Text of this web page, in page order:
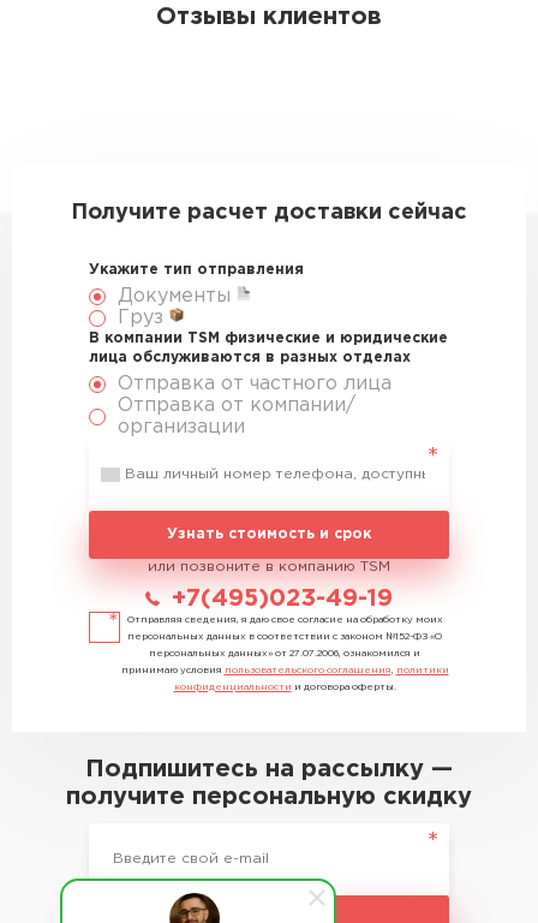
Отзывы клиентов
Получите расчет доставки сейчас
Укажите тип отправления
Документы
Груз
В компании TSM физические и юридические
лица обслуживаются в разных отделах
Отправка от частного лица
Отправка от компании/
организации
Узнать стоимость и срок
или позвоните в компанию TSM
+7(495)023-49-19
Отправляя сведения, я даю свое согласие на обработку моих
персональных данных в соответствии с законом №152-ФЗ «О
персональных данных» от 27.07.2006, ознакомился и
принимаю условия пользовательского соглашения
политики
конфиденциальности и договора оферты.
Подпишитесь на рассылку —
получите персональную скидку
Подписаться